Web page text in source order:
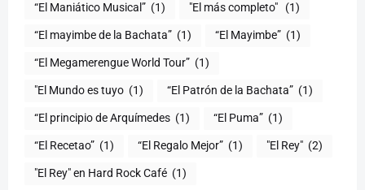
“El Maniático Musical” (1) "El más completo" ​ (1)
“El mayimbe de la Bachata” (1) “El Mayimbe” (1)
“El Megamerengue World Tour” (1)
"El Mundo es tuyo (1) “El Patrón de la Bachata” (1)
“El principio de Arquímedes (1) “El Puma” (1)
“El Recetao” (1) “El Regalo Mejor” (1) "El Rey" (2)
"El Rey" en Hard Rock Café (1)